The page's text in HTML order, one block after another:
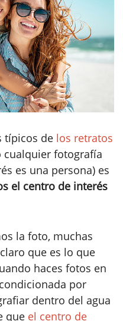
típicos de los retratos
fotografía
es una persona) es
el centro de interés
la foto, muchas
que es lo que
haces fotos en
por
dentro del agua
que el centro de